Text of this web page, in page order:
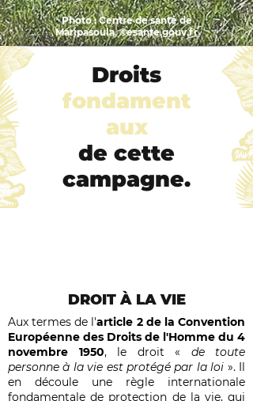
Photo : Centre de santé de
Maripasoula, ©esante.gouv.fr
Droits
fondament
aux
de cette
campagne.
DROIT À LA VIE
Aux termes de l'article 2 de la Convention
Européenne des Droits de l'Homme du 4
novembre 1950, le droit « de toute
personne à la vie est protégé par la loi ». Il
en découle une règle internationale
fondamentale de protection de la vie, qui